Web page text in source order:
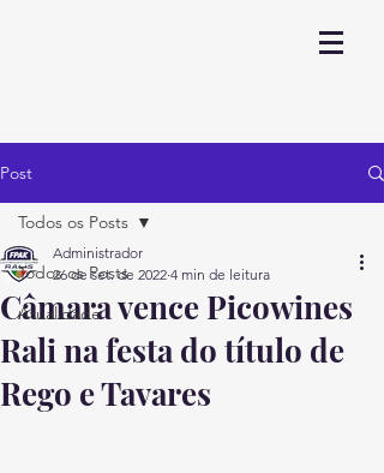
Post
Todos os Posts
Atualidade
Todos os Posts
Câmara vence Picowines
Rali na festa do título de
Rego e Tavares
Administrador
26 de set. de 2022 4 min de leitura